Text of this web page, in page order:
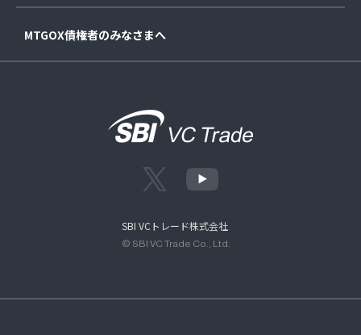
MTGOX債権者のみなさまへ
SBI VCトレード株式会社
© SBI VC Trade Co., Ltd.